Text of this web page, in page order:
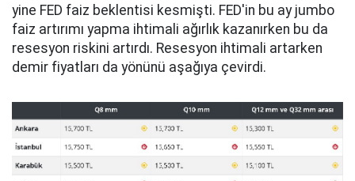
yine FED faiz beklentisi kesmişti. FED'in bu ay jumbo
faiz artırımı yapma ihtimali ağırlık kazanırken bu da
resesyon riskini artırdı. Resesyon ihtimali artarken
demir fiyatları da yönünü aşağıya çevirdi.